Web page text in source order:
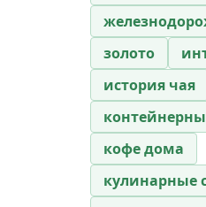
золото
история чая
кофе дома
кулинарные